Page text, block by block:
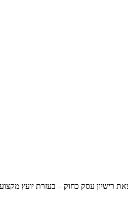
רישיון עסק כחוק – בעזרת יועץ